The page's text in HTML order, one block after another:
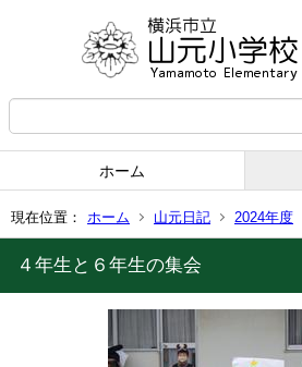
ホーム
現在位置： ホーム 山元日記 2024年度
４年生と６年生の集会